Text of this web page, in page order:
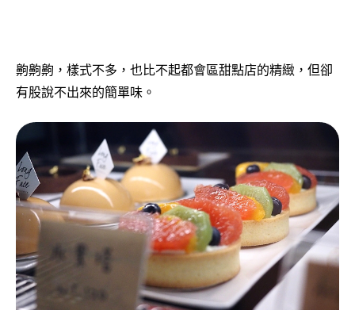
齁齁齁，樣式不多，也比不起都會區甜點店的精緻，但卻
有股說不出來的簡單味。